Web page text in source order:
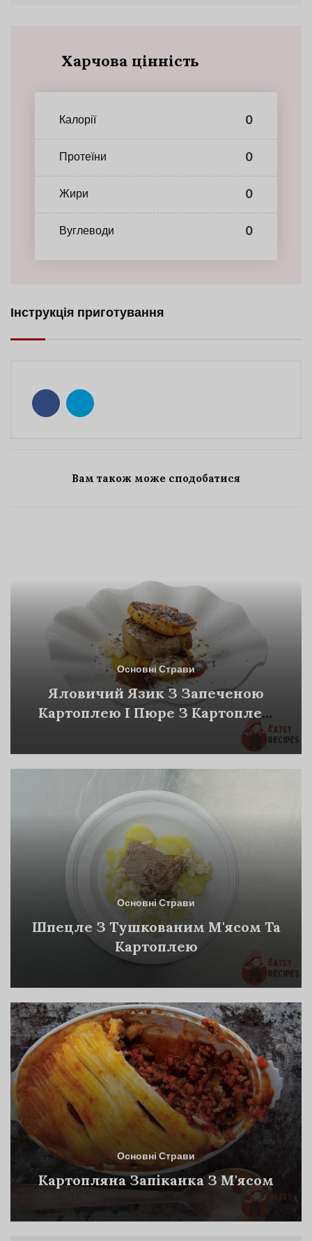
Харчова цінність
Калорії 0
Протеїни 0
Жири 0
Вуглеводи 0
Інструкція приготування
Вам також може сподобатися
Основні Страви
Яловичий Язик З Запеченою
Картоплею І Пюре З Картоплею
Основні Страви
Шпецле З Тушкованим М'ясом Та
Картоплею
Основні Страви
Картопляна Запіканка З М'ясом